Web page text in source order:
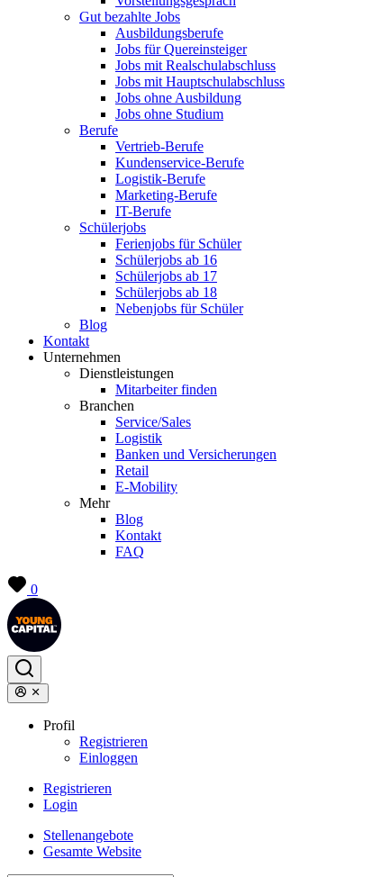
Gut bezahlte Jobs
Ausbildungsberufe
Jobs für Quereinsteiger
Jobs mit Realschulabschluss
Jobs mit Hauptschulabschluss
Jobs ohne Ausbildung
Jobs ohne Studium
Berufe
Vertrieb-Berufe
Kundenservice-Berufe
Logistik-Berufe
Marketing-Berufe
IT-Berufe
Schülerjobs
Ferienjobs für Schüler
Schülerjobs ab 16
Schülerjobs ab 17
Schülerjobs ab 18
Nebenjobs für Schüler
Blog
Kontakt
Unternehmen
Dienstleistungen
Mitarbeiter finden
Branchen
Service/Sales
Logistik
Banken und Versicherungen
Retail
E-Mobility
Mehr
Blog
Kontakt
FAQ
0
Profil
Registrieren
Einloggen
Registrieren
Login
Stellenangebote
Gesamte Website